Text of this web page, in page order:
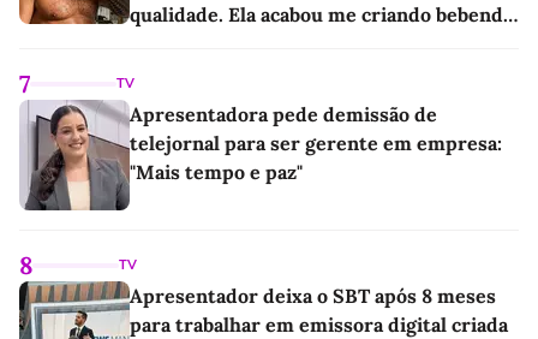
qualidade. Ela acabou me criando bebendo
7 TV
Apresentadora pede demissão de
telejornal para ser gerente em empresa:
"Mais tempo e paz"
8 TV
Apresentador deixa o SBT após 8 meses
para trabalhar em emissora digital criada